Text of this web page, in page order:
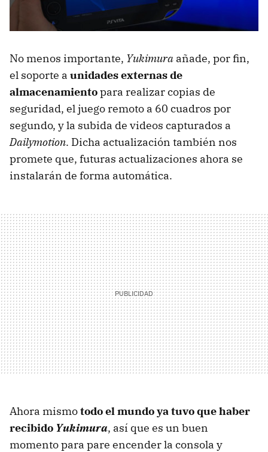
No menos importante, Yukimura añade, por fin,
el soporte a unidades externas de
almacenamientopara realizar copias de
seguridad, el juego remoto a 60 cuadros por
segundo, y la subida de videos capturados a
Dailymotion. Dicha actualización también nos
promete que, futuras actualizaciones ahora se
instalarán de forma automática.
Ahora mismotodo el mundo ya tuvo que haber
recibido Yukimura, así que es un buen
momento para pare encender la consola y